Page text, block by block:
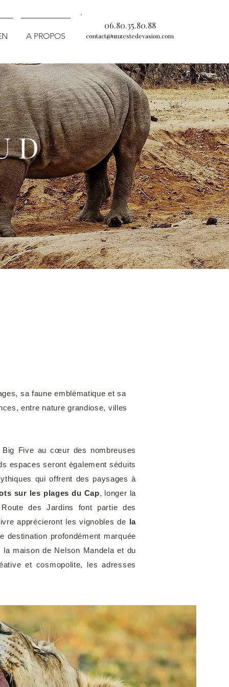
A PROPOS
06.80.35.80.88
contact@unzestedevasion.com
D
sa faune emblématique et sa
entre nature grandiose, villes
Big Five au cœur des nombreuses
espaces seront également séduits
qui offrent des paysages à
sur les plages du Cap, longer la
des Jardins font partie des
apprécieront les vignobles de la
destination profondément marquée
maison de Nelson Mandela et du
et cosmopolite, les adresses